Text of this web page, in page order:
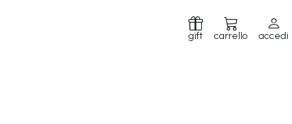
gift carrello accedi